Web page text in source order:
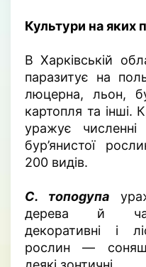
Культури на яких
В Харківській
паразитує на
люцерна, льон,
картопля та інші.
уражує
бур’янистої
200 видів.
С. топоgупа
дерева й
декоративні і
рослин —